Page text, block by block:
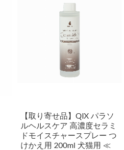
【取り寄せ品】QIX パラソ
ルヘルスケア 高濃度セラミ
ドモイスチャースプレー つ
けかえ用 200ml 犬猫用 ≪